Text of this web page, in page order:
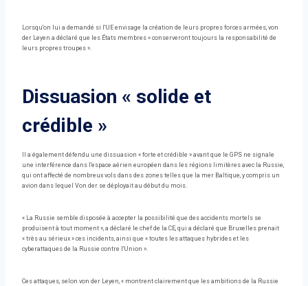
Lorsqu'on lui a demandé si l'UE envisage la création de leurs propres forces armées, von
der Leyen a déclaré que les États membres « conserveront toujours la responsabilité de
leurs propres troupes ».
Dissuasion « solide et
crédible »
Il a également défendu une dissuasion « forte et crédible » avant que le GPS ne signale
une interférence dans l'espace aérien européen dans les régions limitères avec la Russie,
qui ont affecté de nombreux vols dans des zones telles que la mer Baltique, y compris un
avion dans lequel Von der se déployait au début du mois.
« La Russie semble disposée à accepter la possibilité que des accidents mortels se
produisent à tout moment », a déclaré le chef de la CE, qui a déclaré que Bruxelles prenait
« très au sérieux » ces incidents, ainsi que « toutes les attaques hybrides et les
cyberattaques de la Russie contre l'Union ».
Ces attaques, selon von der Leyen, « montrent clairement que les ambitions de la Russie